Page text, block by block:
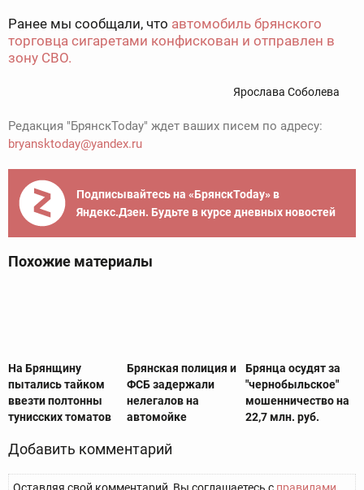
Ранее мы сообщали, что автомобиль брянского
торговца сигаретами конфискован и отправлен в
зону СВО.
Ярослава Соболева
Редакция "БрянскToday" ждет ваших писем по адресу:
bryansktoday@yandex.ru
Подписывайтесь на «БрянскToday» в
Яндекс.Дзен. Будьте в курсе дневных новостей
Похожие материалы
На Брянщину
пытались тайком
ввезти полтонны
тунисских томатов
Брянская полиция и
ФСБ задержали
нелегалов на
автомойке
Брянца осудят за
"чернобыльское"
мошенничество на
22,7 млн. руб.
Добавить комментарий
Оставляя свой комментарий, Вы соглашаетесь с правилами